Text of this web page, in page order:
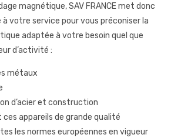
magnétique, SAV FRANCE met donc
votre service pour vous préconiser la
adaptée à votre besoin quel que
d’activité :
métaux
d’acier et construction
ces appareils de grande qualité
les normes européennes en vigueur